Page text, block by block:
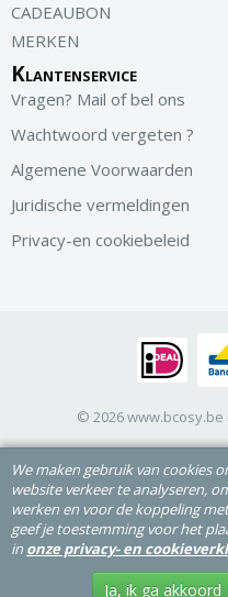
CADEAUBON
MERKEN
Klantenservice
Vragen? Mail of bel ons
Wachtwoord vergeten ?
Algemene Voorwaarden
Juridische vermeldingen
Privacy-en cookiebeleid
© 2026
We maken gebruik van cookies
website verkeer te analyseren,
werken en voor de koppeling
geef je toestemming voor het
in onze privacy- en
Ja, ik ga akkoord